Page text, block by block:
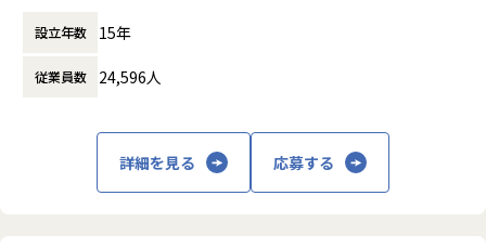
オープングループ全体のプロダクトを横断し、以下の領域を
・Google Cloud への移行対応の推進
・GCP / AWS を中心としたインフラの設計・構築・運用
・IaC による構築のコード化および自動化の促進
・点検記録・作業報告書の作成 等
【案件事例】
産業ロボット保全・稼働率改善支援（工作機械メーカー）
工作機械の点検・修理対応（化学系製造メーカー）
※案件は随時変動します。ご希望の業種・テーマをお聞きし
に渡ります。いわゆる技術者派遣と呼ばれ
働く場所に関わらない事業支援や最新技術を
用いた研究開発などを行っています。
設立年数 15年
従業員数 24,596人
詳細を見る 応募する